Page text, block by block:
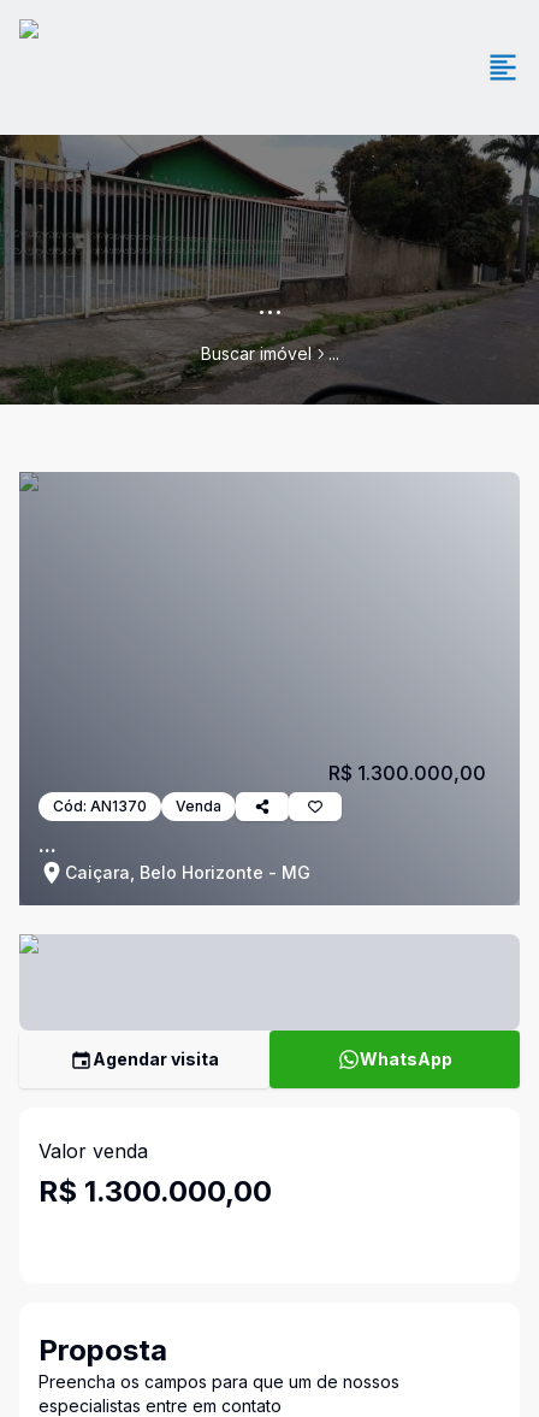
...
Buscar imóvel ...
Cód: AN1370 Venda
...
Caiçara, Belo Horizonte - MG
R$ 1.300.000,00
Agendar visita WhatsApp
Valor venda
R$ 1.300.000,00
Proposta
Preencha os campos para que um de nossos
especialistas entre em contato